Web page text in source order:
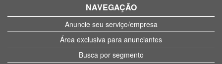
NAVEGAÇÃO
Anuncie seu serviço/empresa
Área exclusiva para anunciantes
Busca por segmento